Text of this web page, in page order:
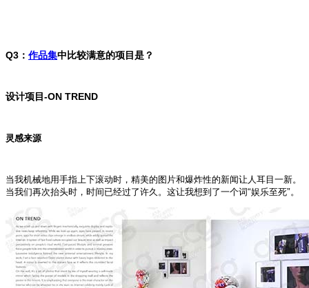
Q3 ： 作品集中比较满意的项目是？
设计项目 -ON TREND
灵感来源
当我机械地用手指上下滚动时，精美的图片和爆炸性的新闻让人耳目一新。
当我们再次抬头时，时间已经过了许久。这让我想到了一个词“娱乐至死”。